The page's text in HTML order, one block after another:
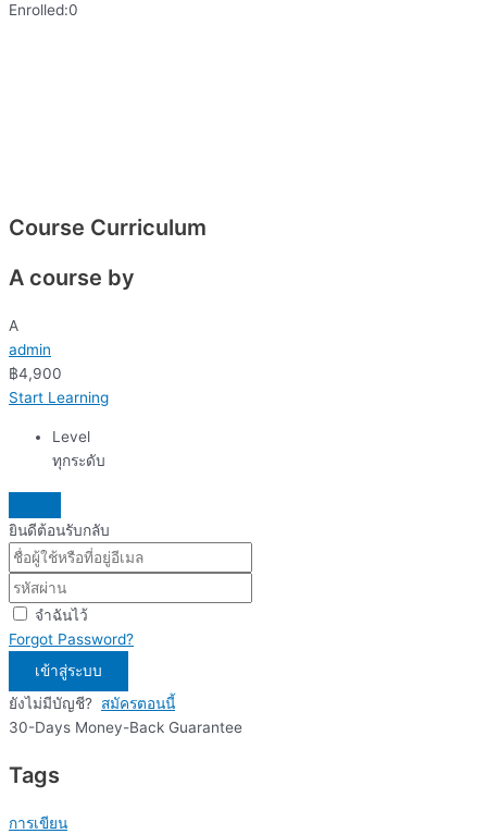
Enrolled:0
Course Curriculum
A course by
A
admin
฿4,900
Start Learning
Level
ทุกระดับ
ยินดีต้อนรับกลับ
จำฉันไว้
Forgot Password?
เข้าสู่ระบบ
ยังไม่มีบัญชี? สมัครตอนนี้
30-Days Money-Back Guarantee
Tags
การเขียน